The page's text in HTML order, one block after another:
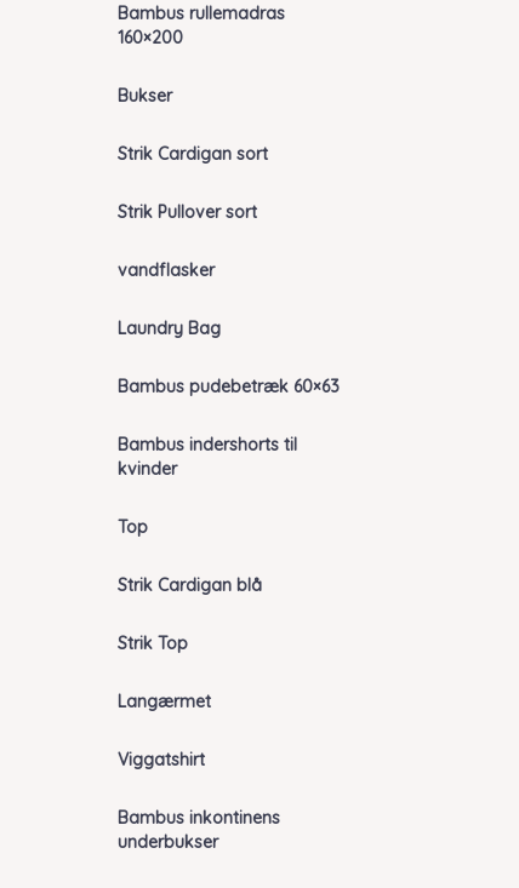
Bambus rullemadras
160×200
Bukser
Strik Cardigan sort
Strik Pullover sort
vandflasker
Laundry Bag
Bambus pudebetræk 60×63
Bambus indershorts til
kvinder
Top
Strik Cardigan blå
Strik Top
Langærmet
Viggatshirt
Bambus inkontinens
underbukser